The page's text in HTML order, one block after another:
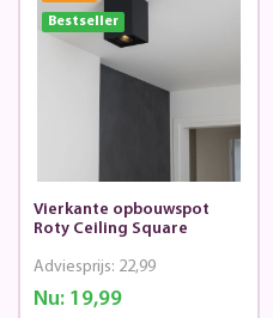
Bestseller
Vierkante opbouwspot
Roty Ceiling Square
Nu:19,99
Adviesprijs: 22,99